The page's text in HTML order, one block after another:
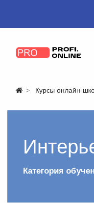
Курсы онлайн-
Категория